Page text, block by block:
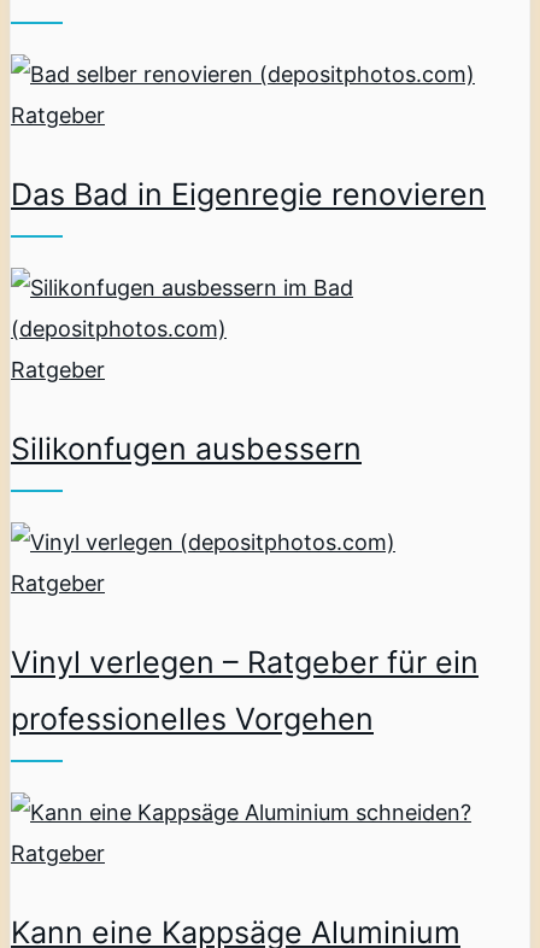
Ratgeber
Das Bad in Eigenregie renovieren
Ratgeber
Silikonfugen ausbessern
Ratgeber
Vinyl verlegen – Ratgeber für ein
professionelles Vorgehen
Ratgeber
Kann eine Kappsäge Aluminium